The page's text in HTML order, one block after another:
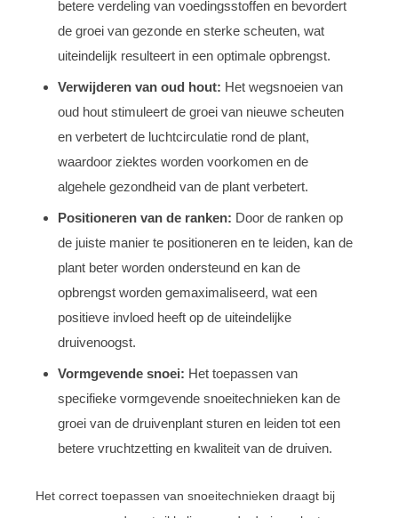
betere verdeling van voedingsstoffen en bevordert
de groei van gezonde en sterke scheuten, wat
uiteindelijk resulteert in een optimale opbrengst.
Verwijderen van oud hout: Het wegsnoeien van
oud hout stimuleert de groei van nieuwe scheuten
en verbetert de luchtcirculatie rond de plant,
waardoor ziektes worden voorkomen en de
algehele gezondheid van de plant verbetert.
Positioneren van de ranken: Door de ranken op
de juiste manier te positioneren en te leiden, kan de
plant beter worden ondersteund en kan de
opbrengst worden gemaximaliseerd, wat een
positieve invloed heeft op de uiteindelijke
druivenoogst.
Vormgevende snoei: Het toepassen van
specifieke vormgevende snoeitechnieken kan de
groei van de druivenplant sturen en leiden tot een
betere vruchtzetting en kwaliteit van de druiven.
Het correct toepassen van snoeitechnieken draagt bij